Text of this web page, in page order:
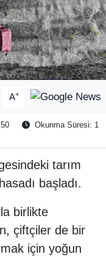
A+
Okunma Süresi: 1
tarım
başladı.
birlikte
çiftçiler de bir
için yoğun